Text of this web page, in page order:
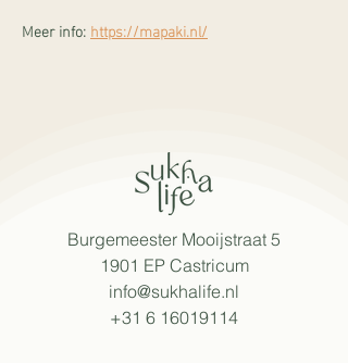
Meer info: https://mapaki.nl/
Burgemeester Mooijstraat 5
1901 EP Castricum​
info@sukhalife.nl
+31 6 16019114